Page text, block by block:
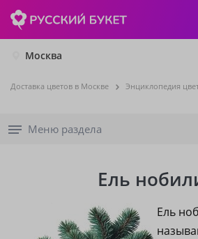
Москва
Доставка цветов в Москве Энциклопедия
Меню раздела
Ель
Ель